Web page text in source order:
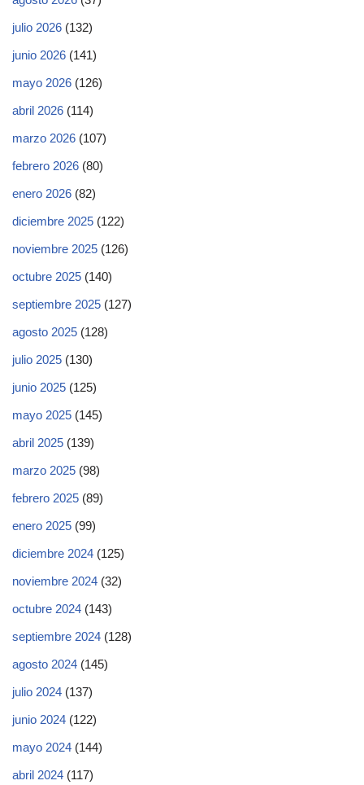
julio 2026 (132)
junio 2026 (141)
mayo 2026 (126)
abril 2026 (114)
marzo 2026 (107)
febrero 2026 (80)
enero 2026 (82)
diciembre 2025 (122)
noviembre 2025 (126)
octubre 2025 (140)
septiembre 2025 (127)
agosto 2025 (128)
julio 2025 (130)
junio 2025 (125)
mayo 2025 (145)
abril 2025 (139)
marzo 2025 (98)
febrero 2025 (89)
enero 2025 (99)
diciembre 2024 (125)
noviembre 2024 (32)
octubre 2024 (143)
septiembre 2024 (128)
agosto 2024 (145)
julio 2024 (137)
junio 2024 (122)
mayo 2024 (144)
abril 2024 (117)